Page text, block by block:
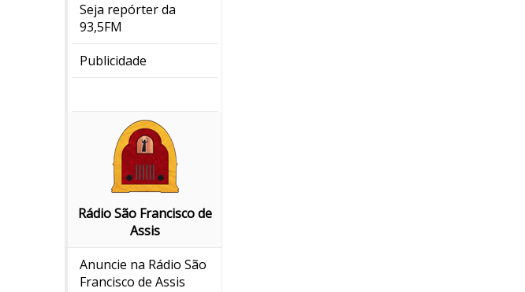
Seja repórter da
93,5FM
Publicidade
Rádio São Francisco de
Assis
Anuncie na Rádio São
Francisco de Assis